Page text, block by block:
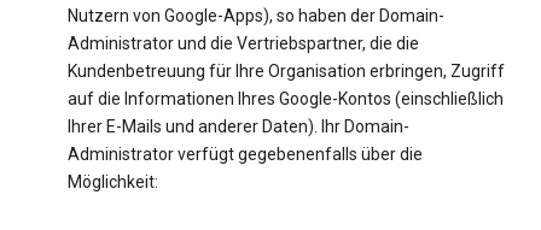
Nutzern von Google-Apps), so haben der Domain-
Administrator und die Vertriebspartner, die die
Kundenbetreuung für Ihre Organisation erbringen, Zugriff
auf die Informationen Ihres Google-Kontos (einschließlich
Ihrer E-Mails und anderer Daten). Ihr Domain-
Administrator verfügt gegebenenfalls über die
Möglichkeit: